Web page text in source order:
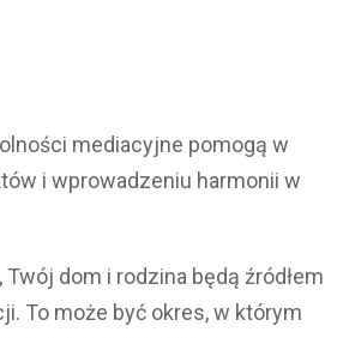
mediacyjne pomogą w
i wprowadzeniu harmonii w
dom i rodzina będą źródłem
To może być okres, w którym